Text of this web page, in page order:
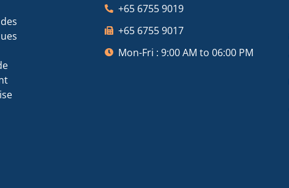
+65 6755 9019
+65 6755 9017
Mon-Fri : 9:00 AM to 06:00 PM